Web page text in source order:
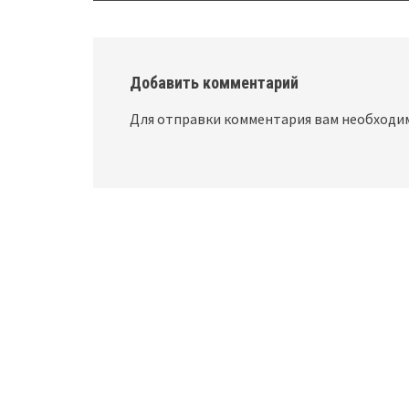
Добавить комментарий
Для отправки комментария вам